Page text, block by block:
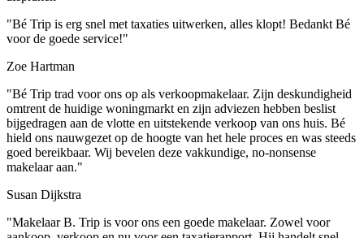
"Bé Trip is erg snel met taxaties uitwerken, alles klopt! Bedankt Bé
voor de goede service!"
Zoe Hartman
"Bé Trip trad voor ons op als verkoopmakelaar. Zijn deskundigheid
omtrent de huidige woningmarkt en zijn adviezen hebben beslist
bijgedragen aan de vlotte en uitstekende verkoop van ons huis. Bé
hield ons nauwgezet op de hoogte van het hele proces en was steeds
goed bereikbaar. Wij bevelen deze vakkundige, no-nonsense
makelaar aan."
Susan Dijkstra
"Makelaar B. Trip is voor ons een goede makelaar. Zowel voor